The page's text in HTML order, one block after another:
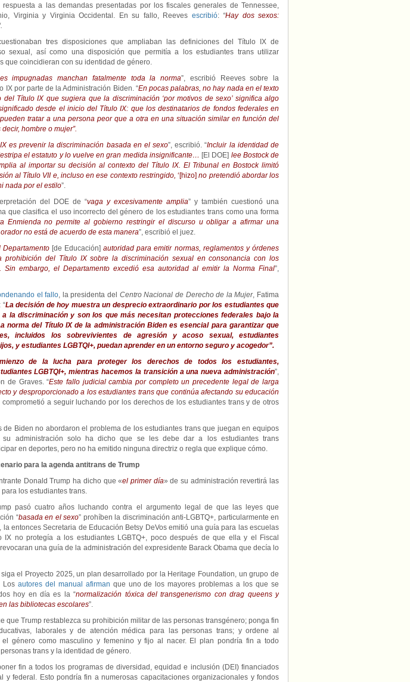
respuesta a las demandas presentadas por los fiscales generales de Tennessee,
Virginia y Virginia Occidental. En su fallo, Reeves escribió:“Hay dos sexos:
tres disposiciones que ampliaban las definiciones del Título IX de
sexual, así como una disposición que permitía a los estudiantes trans utilizar
que coincidieran con su identidad de género.
impugnadas manchan fatalmente toda la norma”, escribió Reeves sobre la
IX por parte de la Administración Biden. “En pocas palabras, no hay nada en el texto
Título IX que sugiera que la discriminación ‘por motivos de sexo’ significa algo
desde el inicio del Título IX: que los destinatarios de fondos federales en
tratar a una persona peor que a otra en una situación similar en función del
hombre o mujer”.
es prevenir la discriminación basada en el sexo”, escribió. “Incluir la identidad de
el estatuto y lo vuelve en gran medida insignificante… [El DOE] lee Bostock de
al importar su decisión al contexto del Título IX. El Tribunal en Bostock limitó
al Título VII e, incluso en ese contexto restringido, ‘[hizo] no pretendió abordar los
nada por el estilo”.
del DOE de “vaga y excesivamente amplia” y también cuestionó una
que clasifica el uso incorrecto del género de los estudiantes trans como una forma
Enmienda no permite al gobierno restringir el discurso u obligar a afirmar una
no está de acuerdo de esta manera”, escribió el juez.
[de Educación]autoridad para emitir normas, reglamentos y órdenes
prohibición del Título IX sobre la discriminación sexual en consonancia con los
Sin embargo, el Departamento excedió esa autoridad al emitir la Norma Final”,
el fallo, la presidenta del Centro Nacional de Derecho de la Mujer, Fatima
La decisión de hoy muestra un desprecio extraordinario por los estudiantes que
la discriminación y son los que más necesitan protecciones federales bajo la
norma del Título IX de la administración Biden es esencial para garantizar que
incluidos los sobrevivientes de agresión y acoso sexual, estudiantes
y estudiantes LGBTQI+, puedan aprender en un entorno seguro y acogedor”.
de la lucha para proteger los derechos de todos los estudiantes,
LGBTQI+, mientras hacemos la transición a una nueva administración”,
de Graves. “Este fallo judicial cambia por completo un precedente legal de larga
y desproporcionado a los estudiantes trans que continúa afectando su educación
comprometió a seguir luchando por los derechos de los estudiantes trans y de otros
de Biden no abordaron el problema de los estudiantes trans que juegan en equipos
su administración solo ha dicho que se les debe dar a los estudiantes trans
en deportes, pero no ha emitido ninguna directriz o regla que explique cómo.
para la agenda antitrans de Trump
Donald Trump ha dicho que «el primer día» de su administración revertirá las
los estudiantes trans.
pasó cuatro años luchando contra el argumento legal de que las leyes que
“basada en el sexo” prohíben la discriminación anti-LGBTQ+, particularmente en
la entonces Secretaria de Educación Betsy DeVos emitió una guía para las escuelas
IX no protegía a los estudiantes LGBTQ+, poco después de que ella y el Fiscal
una guía de la administración del expresidente Barack Obama que decía lo
el Proyecto 2025, un plan desarrollado por la Heritage Foundation, un grupo de
Los autores del manual afirman que uno de los mayores problemas a los que se
hoy en día es la “normalización tóxica del transgenerismo con drag queens y
las bibliotecas escolares”.
que Trump restablezca su prohibición militar de las personas transgénero; ponga fin
laborales y de atención médica para las personas trans; y ordene al
el género como masculino y femenino y fijo al nacer. El plan pondría fin a todo
trans y la identidad de género.
fin a todos los programas de diversidad, equidad e inclusión (DEI) financiados
y federal. Esto pondría fin a numerosas capacitaciones organizacionales y fondos